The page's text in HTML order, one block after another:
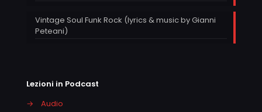
Vintage Soul Funk Rock (lyrics & music by Gianni
Peteani)
Lezioni in Podcast
→
Audio